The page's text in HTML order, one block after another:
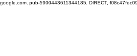
google.com, pub-5900443611344185, DIRECT,
A